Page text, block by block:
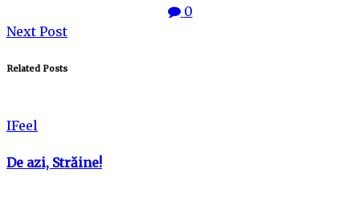
0
Next Post
Related Posts
IFeel
De azi, Străine!